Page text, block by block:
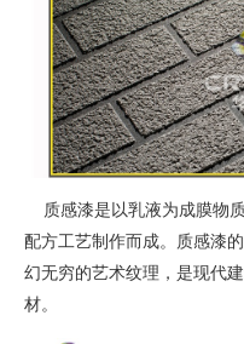
质感漆是以乳液为成膜物
配方工艺制作而成。质感漆
幻无穷的艺术纹理，是现代
材。